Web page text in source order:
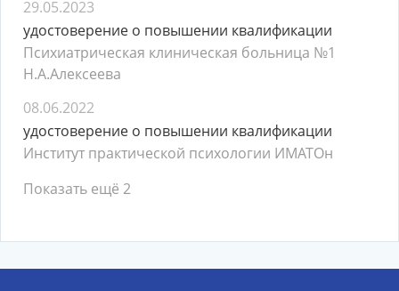
29.05.2023
удостоверение о повышении квалификации
Психиатрическая клиническая больница №1
Н.А.Алексеева
08.06.2022
удостоверение о повышении квалификации
Институт практической психологии ИМАТОн
Показать ещё 2